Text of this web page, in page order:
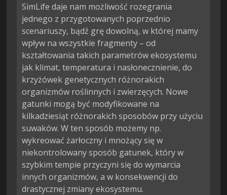
SimLife daje nam możliwość rozegrania
jednego z przygotowanych poprzednio
scenariuszy, bądź grę dowolną, w której mamy
wpływ na wszystkie fragmenty – od
kształtowania takich parametrów ekosystemu
jak klimat, temperatura i nasłonecznienie, do
krzyżówek genetycznych różnorakich
organizmów roślinnych i zwierzęcych. Nowe
gatunki mogą być modyfikowane na
kilkadziesiąt różnorakich sposobów przy użyciu
suwaków. W ten sposób możemy np.
wykreować żarłoczny i mnożący się w
niekontrolowany sposób gatunek, który w
szybkim tempie przyczyni się do wymarcia
innych organizmów, a w konsekwencji do
drastycznej zmiany ekosystemu.